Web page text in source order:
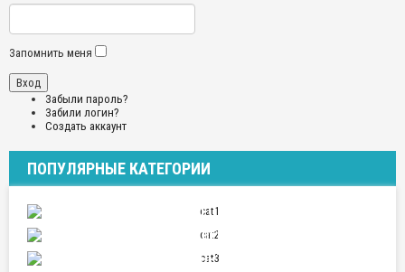
Запомнить меня
Забыли пароль?
Забили логин?
Создать аккаунт
ПОПУЛЯРНЫЕ КАТЕГОРИИ
ПУТЕШЕСТВИЯ
ОТНОШЕНИЯ
СПОРТ